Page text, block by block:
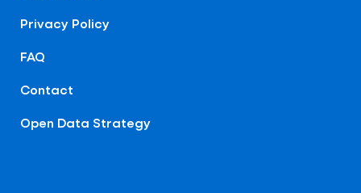
Privacy Policy
FAQ
Contact
Open Data Strategy